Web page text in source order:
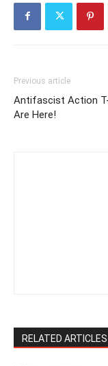
Previous article
Antifascist Action
Are Here!
RELATED ARTICLES